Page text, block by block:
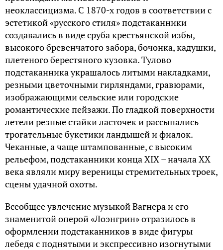
неоклассицизма. С 1870-х годов в соответствии с
эстетикой «русского стиля» подстаканники
создавались в виде сруба крестьянской избы,
высокого бревенчатого забора, бочонка, кадушки,
плетеного берестяного кузовка. Тулово
подстаканника украшалось литыми накладками,
резными цветочными гирляндами, гравюрами,
изображающими сельские или городские
романтические пейзажи. По гладкой поверхности
летели резные стайки ласточек и рассыпались
трогательные букетики ландышей и фиалок.
Чеканные, а чаще штампованные, с высоким
рельефом, подстаканники конца XIX – начала ХХ
века являли миру вереницы стремительных троек,
сцены удачной охоты.
Всеобщее увлечение музыкой Вагнера и его
знаменитой оперой «Лоэнгрин» отразилось в
оформлении подстаканников в виде фигуры
лебедя с поднятыми и экспрессивно изогнутыми